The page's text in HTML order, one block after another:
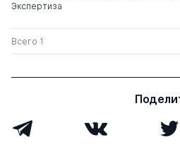
Экспертиза
Всего 1